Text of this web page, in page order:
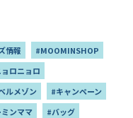
情報
#MOOMINSHOP
ロニョロ
ルメゾン
#キャンペーン
ンママ
#バッグ